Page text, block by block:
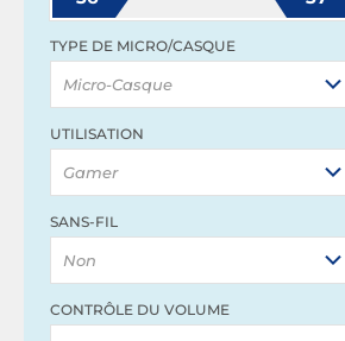
TYPE DE MICRO/CASQUE
Micro-Casque
UTILISATION
Gamer
SANS-FIL
Non
CONTRÔLE DU VOLUME